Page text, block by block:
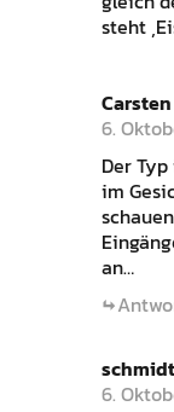
steht
Carsten
6.
Der
im
an…
schmidt
6.